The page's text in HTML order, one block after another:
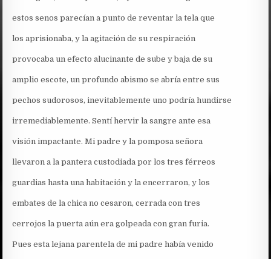
estos senos parecían a punto de reventar la tela que
los aprisionaba, y la agitación de su respiración
provocaba un efecto alucinante de sube y baja de su
amplio escote, un profundo abismo se abría entre sus
pechos sudorosos, inevitablemente uno podría hundirse
irremediablemente. Sentí hervir la sangre ante esa
visión impactante. Mi padre y la pomposa señora
llevaron a la pantera custodiada por los tres férreos
guardias hasta una habitación y la encerraron, y los
embates de la chica no cesaron, cerrada con tres
cerrojos la puerta aún era golpeada con gran furia.
Pues esta lejana parentela de mi padre había venido